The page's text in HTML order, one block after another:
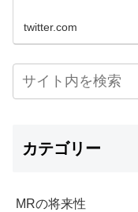
twitter.com
カテゴリー
MRの将来性